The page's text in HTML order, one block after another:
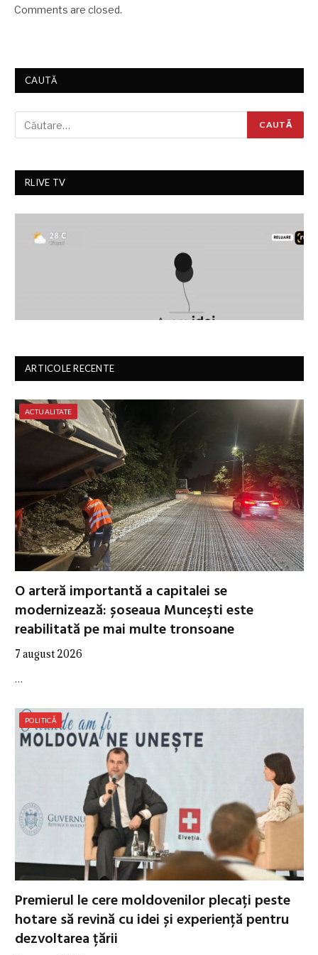
Comments are closed.
CAUTĂ
RLIVE TV
ARTICOLE RECENTE
ACTUALITATE
O arteră importantă a capitalei se
modernizează: șoseaua Muncești este
reabilitată pe mai multe tronsoane
7 august 2026
…
POLITICĂ
Premierul le cere moldovenilor plecați peste
hotare să revină cu idei și experiență pentru
dezvoltarea țării